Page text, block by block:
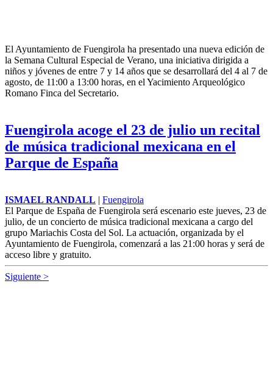
El Ayuntamiento de Fuengirola ha presentado una nueva edición de
la Semana Cultural Especial de Verano, una iniciativa dirigida a
niños y jóvenes de entre 7 y 14 años que se desarrollará del 4 al 7 de
agosto, de 11:00 a 13:00 horas, en el Yacimiento Arqueológico
Romano Finca del Secretario.
Fuengirola acoge el 23 de julio un recital
de música tradicional mexicana en el
Parque de España
ISMAEL RANDALL | Fuengirola
El Parque de España de Fuengirola será escenario este jueves, 23 de
julio, de un concierto de música tradicional mexicana a cargo del
grupo Mariachis Costa del Sol. La actuación, organizada by el
Ayuntamiento de Fuengirola, comenzará a las 21:00 horas y será de
acceso libre y gratuito.
Siguiente >